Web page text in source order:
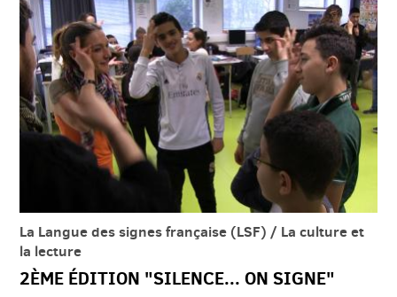
La Langue des signes française (LSF) / La culture et
la lecture
2ÈME ÉDITION "SILENCE... ON SIGNE"